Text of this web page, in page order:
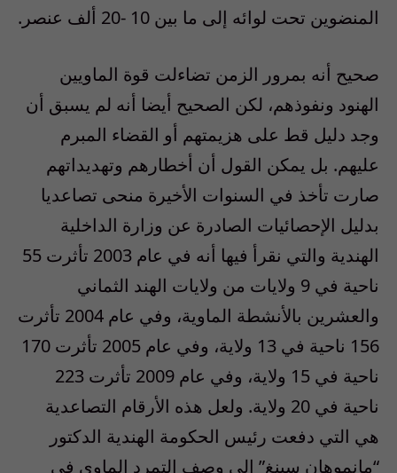
المنضوين تحت لوائه إلى ما بين 10 -20 ألف عنصر.
صحيح أنه بمرور الزمن تضاءلت قوة الماويين
الهنود ونفوذهم، لكن الصحيح أيضا أنه لم يسبق أن
وجد دليل قط على هزيمتهم أو القضاء المبرم
عليهم. بل يمكن القول أن أخطارهم وتهديداتهم
صارت تأخذ في السنوات الأخيرة منحى تصاعديا
بدليل الإحصائيات الصادرة عن وزارة الداخلية
الهندية والتي نقرأ فيها أنه في عام 2003 تأثرت 55
ناحية في 9 ولايات من ولايات الهند الثماني
والعشرين بالأنشطة الماوية، وفي عام 2004 تأثرت
156 ناحية في 13 ولاية، وفي عام 2005 تأثرت 170
ناحية في 15 ولاية، وفي عام 2009 تأثرت 223
ناحية في 20 ولاية. ولعل هذه الأرقام التصاعدية
هي التي دفعت رئيس الحكومة الهندية الدكتور
“مانموهان سينغ” إلى وصف التمرد الماوي في